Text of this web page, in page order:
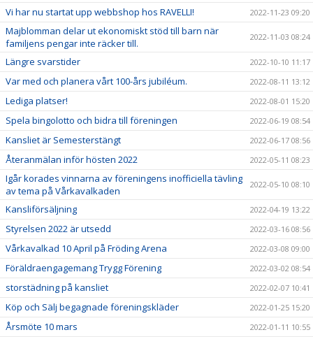
Vi har nu startat upp webbshop hos RAVELLI! 2022-11-23 09:20
Majblomman delar ut ekonomiskt stöd till barn när
familjens pengar inte räcker till.
2022-11-03 08:24
Längre svarstider 2022-10-10 11:17
Var med och planera vårt 100-års jubiléum. 2022-08-11 13:12
Lediga platser! 2022-08-01 15:20
Spela bingolotto och bidra till föreningen 2022-06-19 08:54
Kansliet är Semesterstängt 2022-06-17 08:56
Återanmälan inför hösten 2022 2022-05-11 08:23
Igår korades vinnarna av föreningens inofficiella tävling
av tema på Vårkavalkaden
2022-05-10 08:10
Kansliförsäljning 2022-04-19 13:22
Styrelsen 2022 är utsedd 2022-03-16 08:56
Vårkavalkad 10 April på Fröding Arena 2022-03-08 09:00
Föräldraengagemang Trygg Förening 2022-03-02 08:54
storstädning på kansliet 2022-02-07 10:41
Köp och Sälj begagnade föreningskläder 2022-01-25 15:20
Årsmöte 10 mars 2022-01-11 10:55